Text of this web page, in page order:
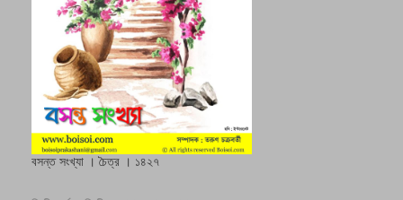
বসন্ত সংখ্যা । চৈত্র । ১৪২৭